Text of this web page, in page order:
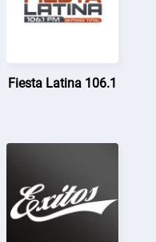
Fiesta Latina 106.1